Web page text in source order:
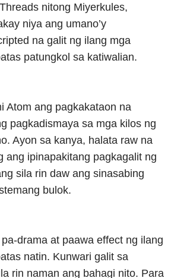
nitong Miyerkules,
niya ang umano’y
na galit ng ilang mga
patungkol sa katiwalian.
Atom ang pagkakataon na
pagkadismaya sa mga kilos ng
Ayon sa kanya, halata raw na
ang ipinapakitang pagkagalit ng
sila rin daw ang sinasabing
bulok.
drama at paawa effect ng ilang
natin. Kunwari galit sa
rin naman ang bahagi nito. Para